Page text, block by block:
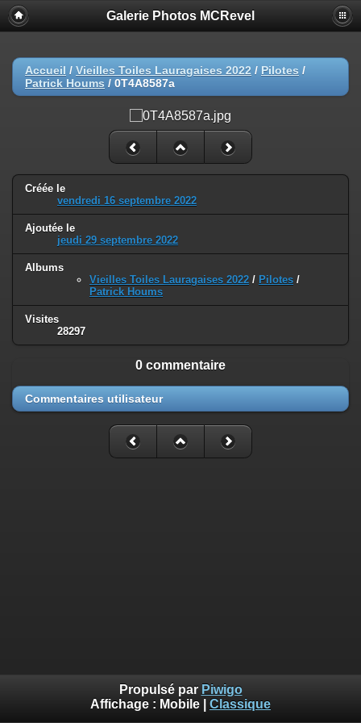
Galerie Photos MCRevel
Accueil / Vieilles Toiles Lauragaises 2022 / Pilotes /
Patrick Houms / 0T4A8587a
Créée le
vendredi 16 septembre 2022
Ajoutée le
jeudi 29 septembre 2022
Albums
Vieilles Toiles Lauragaises 2022 / Pilotes /
Patrick Houms
Visites
28297
0 commentaire
Commentaires utilisateur
Propulsé par Piwigo
Affichage : Mobile Classique